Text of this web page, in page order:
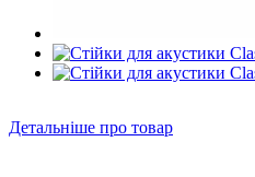
Детальніше про товар